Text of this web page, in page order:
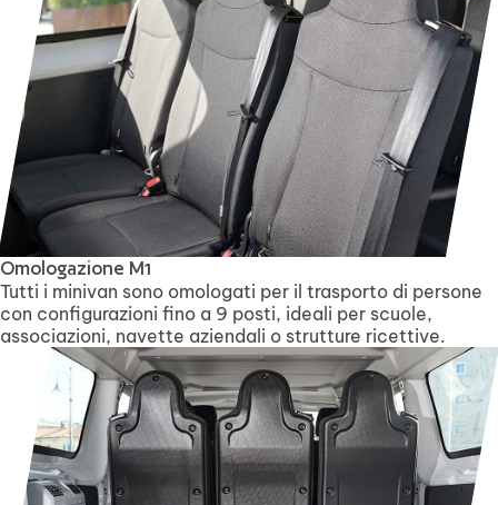
Omologazione M1
Tutti i minivan sono omologati per il trasporto di persone
con configurazioni fino a 9 posti, ideali per scuole,
associazioni, navette aziendali o strutture ricettive.